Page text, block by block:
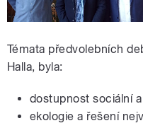
Témata předvolebních
Halla, byla:
dostupnost sociální
ekologie a řešení